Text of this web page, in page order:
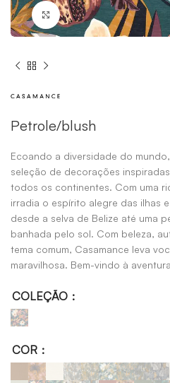
Click to enlarge
Petrole/blush
Ecoando a diversidade do mundo,
seleção de decorações
todos os continentes. Com uma
irradia o espírito alegre das ilhas
desde a selva de Belize até uma
banhada pelo sol. Com beleza,
tema comum, Casamance leva
maravilhosa. Bem-vindo à
COLEÇÃO
COR